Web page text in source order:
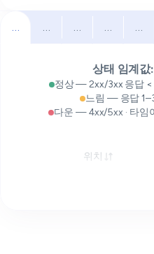
전체 북미 남미 유럽 중동
상태 임계값:
정상 — 2xx/3xx 응답
느림 — 응답
다운 — 4xx/5xx · 타임
위치